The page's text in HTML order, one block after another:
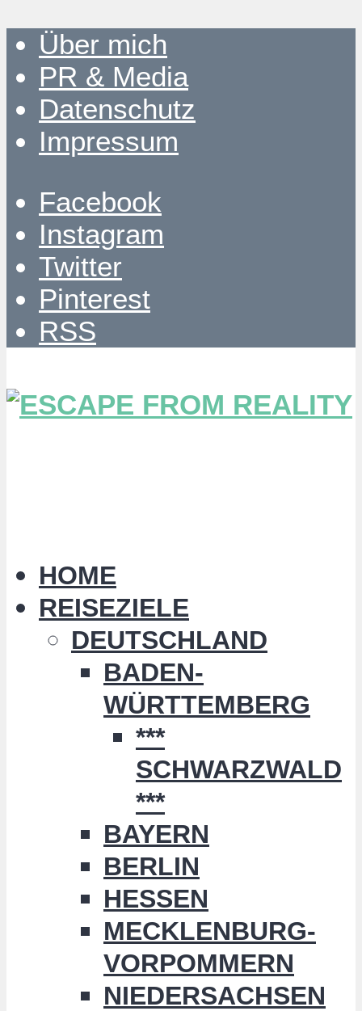
Über mich
PR & Media
Datenschutz
Impressum
Facebook
Instagram
Twitter
Pinterest
RSS
HOME
REISEZIELE
DEUTSCHLAND
BADEN-
WÜRTTEMBERG
***
SCHWARZWALD
***
BAYERN
BERLIN
HESSEN
MECKLENBURG-
VORPOMMERN
NIEDERSACHSEN